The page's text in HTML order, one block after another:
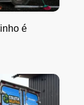
é